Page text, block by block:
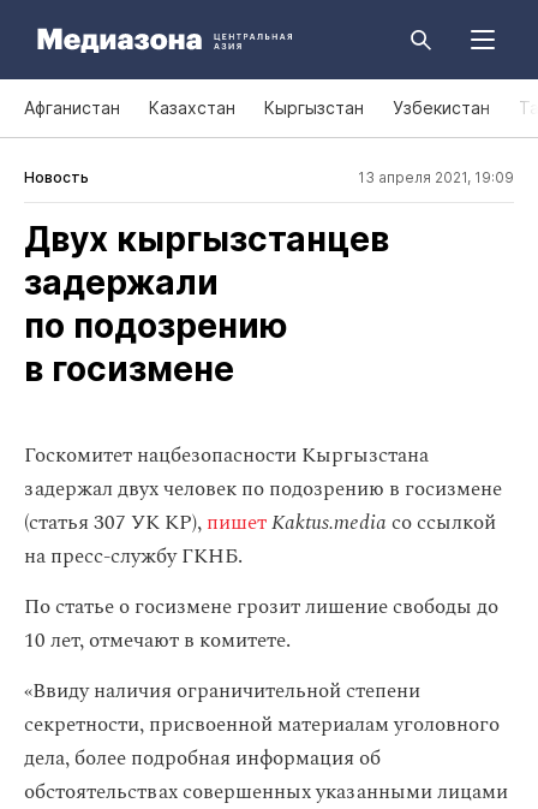
Афганистан Казахстан Кыргызстан Узбекистан
Новость 13 апреля 2021, 19:09
Двух кыргызстанцев
задержали
по подозрению
в госизмене
Госкомитет нацбезопасности Кыргызстана
задержал двух человек по подозрению в госизмене
(статья 307 УК КР),пишетKaktus.mediaсо ссылкой
на пресс-службу ГКНБ.
По статье о госизмене грозит лишение свободы до
10 лет, отмечают в комитете.
«Ввиду наличия ограничительной степени
секретности, присвоенной материалам уголовного
дела, более подробная информация об
обстоятельствах совершенных указанными лицами